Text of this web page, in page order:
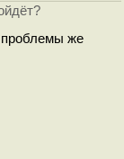
проблемы же